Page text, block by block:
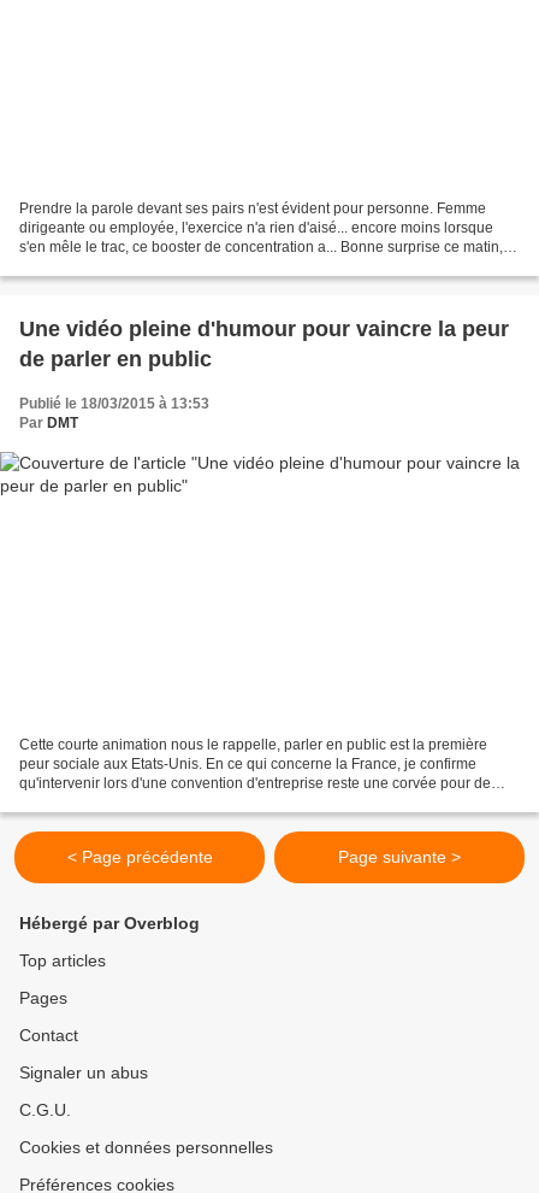
Prendre la parole devant ses pairs n'est évident pour personne. Femme
dirigeante ou employée, l'exercice n'a rien d'aisé... encore moins lorsque
s'en mêle le trac, ce booster de concentration a... Bonne surprise ce matin, je
Une vidéo pleine d'humour pour vaincre la peur
de parler en public
Publié le 18/03/2015 à 13:53
Par DMT
Cette courte animation nous le rappelle, parler en public est la première
peur sociale aux Etats-Unis. En ce qui concerne la France, je confirme
qu'intervenir lors d'une convention d'entreprise reste une corvée pour de
< Page précédente Page suivante >
Hébergé par Overblog
Top articles
Pages
Contact
Signaler un abus
C.G.U.
Cookies et données personnelles
Préférences cookies